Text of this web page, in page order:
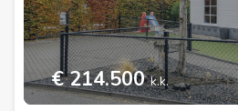
€ 214.500k.k.